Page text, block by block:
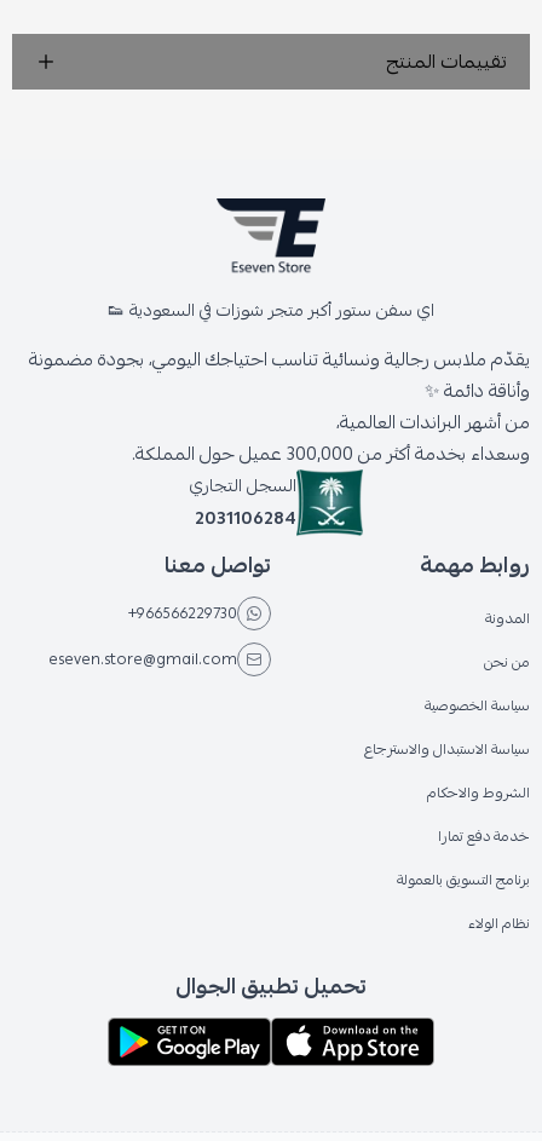
تقييمات المنتج
اي سفن ستور أكبر متجر شوزات في السعودية 👟
يقدّم ملابس رجالية ونسائية تناسب احتياجك اليومي، بجودة مضمونة
وأناقة دائمة ✨
من أشهر البراندات العالمية،
وسعداء بخدمة أكثر من 300,000 عميل حول المملكة.
السجل التجاري
2031106284
روابط مهمة
المدونة
من نحن
سياسة الخصوصية
سياسة الاستبدال والاسترجاع
الشروط والاحكام
خدمة دفع تمارا
برنامج التسويق بالعمولة
نظام الولاء
تواصل معنا
+966566229730
eseven.store@gmail.com
تحميل تطبيق الجوال